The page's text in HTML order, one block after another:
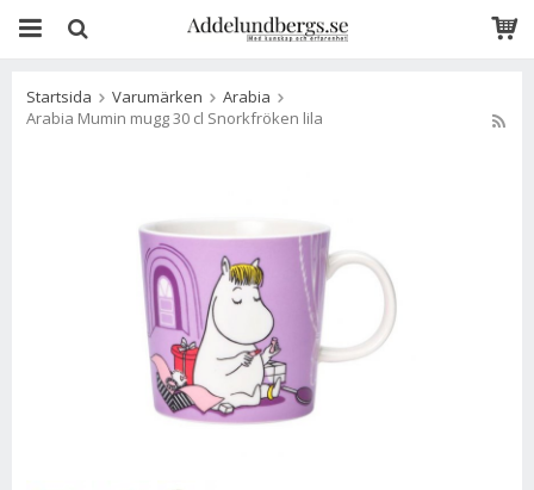
Startsida Varumärken
Arabia
Arabia Mumin mugg 30 cl Snorkfröken lila